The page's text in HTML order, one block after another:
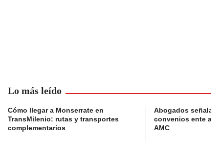
Lo más leído
Cómo llegar a Monserrate en
TransMilenio: rutas y transportes
complementarios
Abogados
convenios ente
AMC